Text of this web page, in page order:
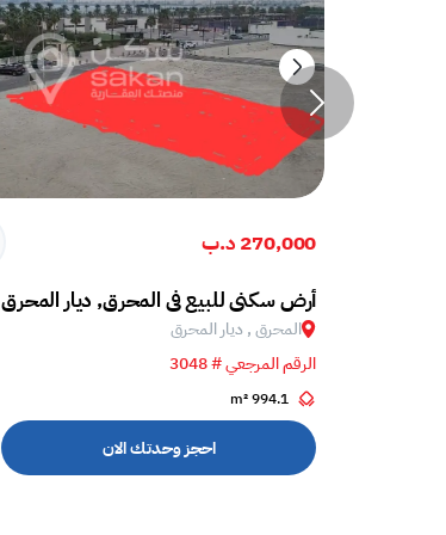
270,000 د.ب
أرض سكني للبيع في المحرق, ديار المحرق
المحرق , ديار المحرق
الرقم المرجعي # 3048
994.1 m²
احجز وحدتك الان